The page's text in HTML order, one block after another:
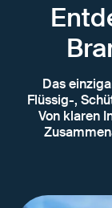
Das
Flüssig-,
Von klaren